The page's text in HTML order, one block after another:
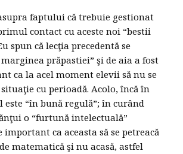
faptului că trebuie gestionat
contact cu aceste noi “bestii
spun că lecţia precedentă se
marginea prăpastiei” şi de aia a fost
ca la acel moment elevii să nu se
cu perioadă. Acolo, încă în
“în bună regulă”; în curând
o “furtună intelectuală”
important ca aceasta să se petreacă
matematică şi nu acasă, astfel